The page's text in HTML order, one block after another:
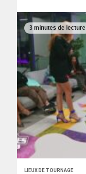
3 minutes de lecture
LIEUX DE TOURNAGE